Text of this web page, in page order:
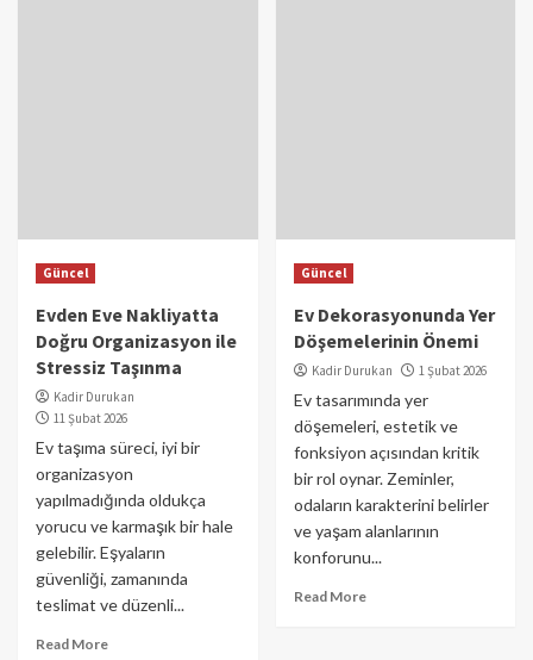
Güncel
Evden Eve Nakliyatta
Doğru Organizasyon ile
Stressiz Taşınma
Kadir Durukan
11 Şubat 2026
Ev taşıma süreci, iyi bir
organizasyon
yapılmadığında oldukça
yorucu ve karmaşık bir hale
gelebilir. Eşyaların
güvenliği, zamanında
teslimat ve düzenli...
Read More
Güncel
Ev Dekorasyonunda Yer
Döşemelerinin Önemi
Kadir Durukan 1 Şubat 2026
Ev tasarımında yer
döşemeleri, estetik ve
fonksiyon açısından kritik
bir rol oynar. Zeminler,
odaların karakterini belirler
ve yaşam alanlarının
konforunu...
Read More